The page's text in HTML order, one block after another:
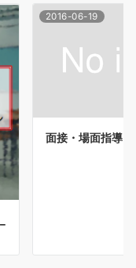
2016-06-19
面接・場面指導